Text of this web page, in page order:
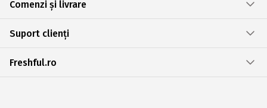
Comenzi și livrare
Suport clienți
Freshful.ro